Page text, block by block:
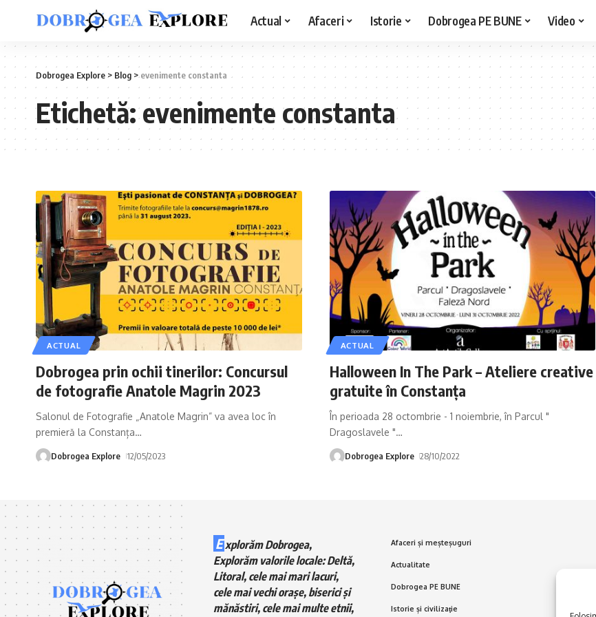
Actual Afaceri Istorie Dobrogea PE BUNE Video
Dobrogea Explore> Blog >evenimente constanta
Etichetă:evenimente constanta
ACTUAL
Dobrogea prin ochii tinerilor: Concursul
de fotografie Anatole Magrin 2023
Salonul de Fotografie „Anatole Magrin” va avea loc în
premieră la Constanța…
Dobrogea Explore 12/05/2023
ACTUAL
Halloween In The Park – Ateliere creative
gratuite în Constanța
În perioada 28 octombrie - 1 noiembrie, în Parcul "
Dragoslavele "…
Dobrogea Explore 28/10/2022
E xplorăm Dobrogea,
Explorăm valorile locale: Deltă,
Litoral, cele mai mari lacuri,
cele mai vechi orașe, biserici și
mănăstiri, cele mai multe etnii,
Afaceri și meșteșuguri
Actualitate
Dobrogea PE BUNE
Istorie și civilizaţie